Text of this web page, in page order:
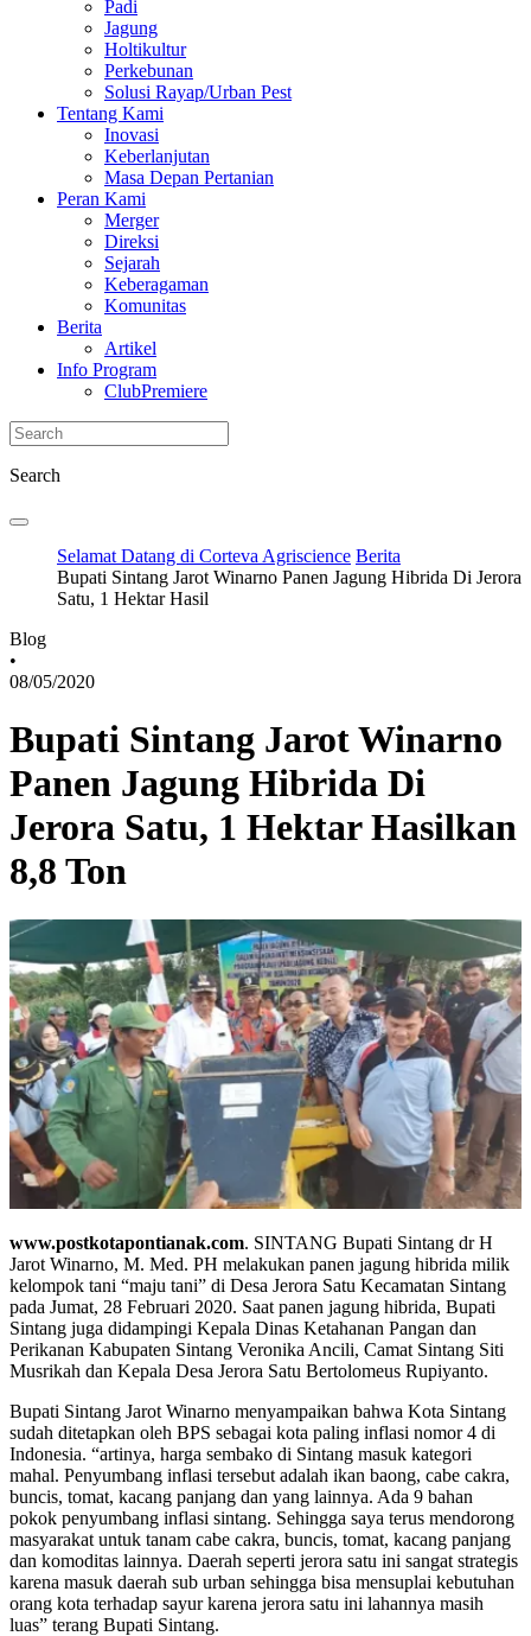
Padi
Jagung
Holtikultur
Perkebunan
Solusi Rayap/Urban Pest
Tentang Kami
Inovasi
Keberlanjutan
Masa Depan Pertanian
Peran Kami
Merger
Direksi
Sejarah
Keberagaman
Komunitas
Berita
Artikel
Info Program
ClubPremiere
Search
Selamat Datang di Corteva Agriscience Berita
Bupati Sintang Jarot Winarno Panen Jagung Hibrida Di Jerora
Satu, 1 Hektar Hasil
Blog
•
08/05/2020
Bupati Sintang Jarot Winarno
Panen Jagung Hibrida Di
Jerora Satu, 1 Hektar Hasilkan
8,8 Ton
www.postkotapontianak.com. SINTANG Bupati Sintang dr H
Jarot Winarno, M. Med. PH melakukan panen jagung hibrida milik
kelompok tani “maju tani” di Desa Jerora Satu Kecamatan Sintang
pada Jumat, 28 Februari 2020. Saat panen jagung hibrida, Bupati
Sintang juga didampingi Kepala Dinas Ketahanan Pangan dan
Perikanan Kabupaten Sintang Veronika Ancili, Camat Sintang Siti
Musrikah dan Kepala Desa Jerora Satu Bertolomeus Rupiyanto.
Bupati Sintang Jarot Winarno menyampaikan bahwa Kota Sintang
sudah ditetapkan oleh BPS sebagai kota paling inflasi nomor 4 di
Indonesia. “artinya, harga sembako di Sintang masuk kategori
mahal. Penyumbang inflasi tersebut adalah ikan baong, cabe cakra,
buncis, tomat, kacang panjang dan yang lainnya. Ada 9 bahan
pokok penyumbang inflasi sintang. Sehingga saya terus mendorong
masyarakat untuk tanam cabe cakra, buncis, tomat, kacang panjang
dan komoditas lainnya. Daerah seperti jerora satu ini sangat strategis
karena masuk daerah sub urban sehingga bisa mensuplai kebutuhan
orang kota terhadap sayur karena jerora satu ini lahannya masih
luas” terang Bupati Sintang.